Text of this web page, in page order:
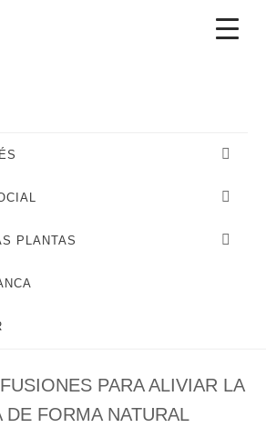
PLANTAS
PARA ALIVIAR LA
DE FORMA NATURAL